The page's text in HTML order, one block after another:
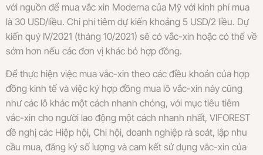
với nguồn để mua vắc xin Moderna của Mỹ với kinh phí mua
là 30 USD/liều. Chi phí tiêm dự kiến khoảng 5 USD/2 liều. Dự
kiến quý IV/2021 (tháng 10/2021) sẽ có vắc-xin hoặc có thể về
sớm hơn nếu các đơn vị khác bỏ hợp đồng.
Để thực hiện việc mua vắc-xin theo các điều khoản của hợp
đồng kinh tế và việc ký hợp đồng mua lô vắc-xin này cũng
như các lô khác một cách nhanh chóng, với mục tiêu tiêm
vắc-xin cho người lao động một cách nhanh nhất, VIFOREST
đề nghị các Hiệp hội, Chi hội, doanh nghiệp rà soát, lập nhu
cầu mua, đăng ký số lượng và cam kết sử dụng vắc-xin của